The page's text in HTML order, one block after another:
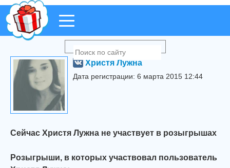
Христя Лужна
Дата регистрации: 6 марта 2015 12:44
Сейчас Христя Лужна не участвует в розыгрышах
Розыгрыши, в которых участвовал пользователь